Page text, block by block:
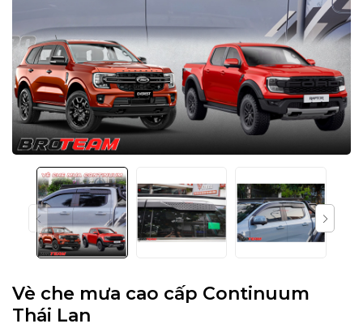
Vè che mưa cao cấp Continuum
Thái Lan